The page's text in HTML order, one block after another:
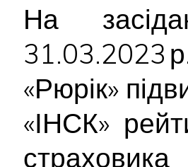
На
31.03.2023
«Рюрік»
«ІНСК»